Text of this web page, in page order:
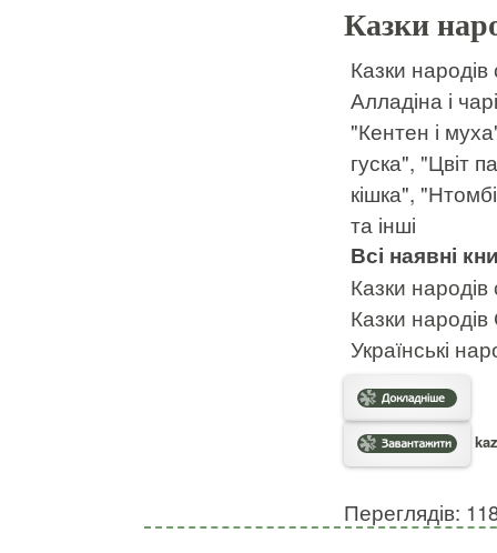
Казки
Казки
Алладіна і
"Кентен і
гуска", "Цвіт
кішка",
та інші
Всі наявні
Казки народів
Казки
Українські
Переглядів: